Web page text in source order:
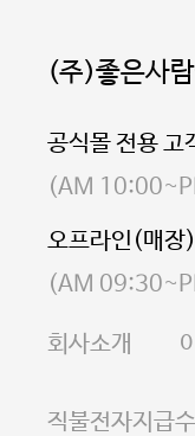
(주)좋은사
대표 이성현,박
소재지 서울특
통신판매업
사업자등록
E-MAIL
사업자정보확인
공식몰 전용 고
(AM
오프라인(매장
(AM
회사소개
직불전자지급